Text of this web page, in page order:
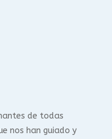
de todas
nos han guiado y